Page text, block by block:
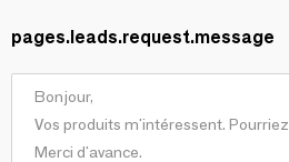
pages.leads.request.message